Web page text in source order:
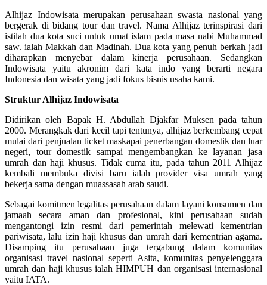
Alhijaz Indowisata merupakan perusahaan swasta nasional yang
bergerak di bidang tour dan travel. Nama Alhijaz terinspirasi dari
istilah dua kota suci untuk umat islam pada masa nabi Muhammad
saw. ialah Makkah dan Madinah. Dua kota yang penuh berkah jadi
diharapkan menyebar dalam kinerja perusahaan. Sedangkan
Indowisata yaitu akronim dari kata indo yang berarti negara
Indonesia dan wisata yang jadi fokus bisnis usaha kami.
Struktur Alhijaz Indowisata
Didirikan oleh Bapak H. Abdullah Djakfar Muksen pada tahun
2000. Merangkak dari kecil tapi tentunya, alhijaz berkembang cepat
mulai dari penjualan ticket maskapai penerbangan domestik dan luar
negeri, tour domestik sampai mengembangkan ke layanan jasa
umrah dan haji khusus. Tidak cuma itu, pada tahun 2011 Alhijaz
kembali membuka divisi baru ialah provider visa umrah yang
bekerja sama dengan muassasah arab saudi.
Sebagai komitmen legalitas perusahaan dalam layani konsumen dan
jamaah secara aman dan profesional, kini perusahaan sudah
mengantongi izin resmi dari pemerintah melewati kementrian
pariwisata, lalu izin haji khusus dan umrah dari kementrian agama.
Disamping itu perusahaan juga tergabung dalam komunitas
organisasi travel nasional seperti Asita, komunitas penyelenggara
umrah dan haji khusus ialah HIMPUH dan organisasi internasional
yaitu IATA.